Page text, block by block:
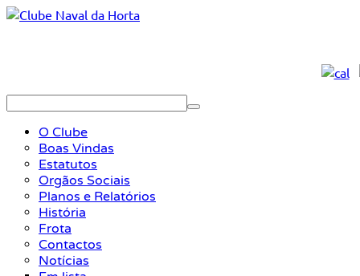
O Clube
Boas Vindas
Estatutos
Orgãos Sociais
Planos e Relatórios
História
Frota
Contactos
Notícias